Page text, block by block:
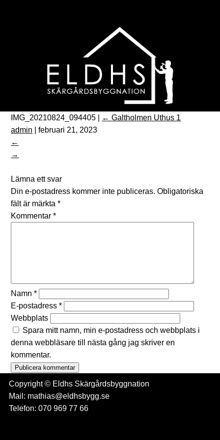
IMG_20210824_094405 ←Galtholmen Uthus 1
admin
|februari 21, 2023
←
→
Lämna ett svar
Din e-postadress kommer inte publiceras. Obligatoriska
fält är märkta*
Kommentar*
Namn*
E-postadress*
Webbplats
Spara mitt namn, min e-postadress och webbplats i
denna webbläsare till nästa gång jag skriver en
kommentar.
Copyright © Eldhs Skärgårdsbyggnation
Mail: mathias@eldhsbygg.se
Telefon: 070 969 77 66